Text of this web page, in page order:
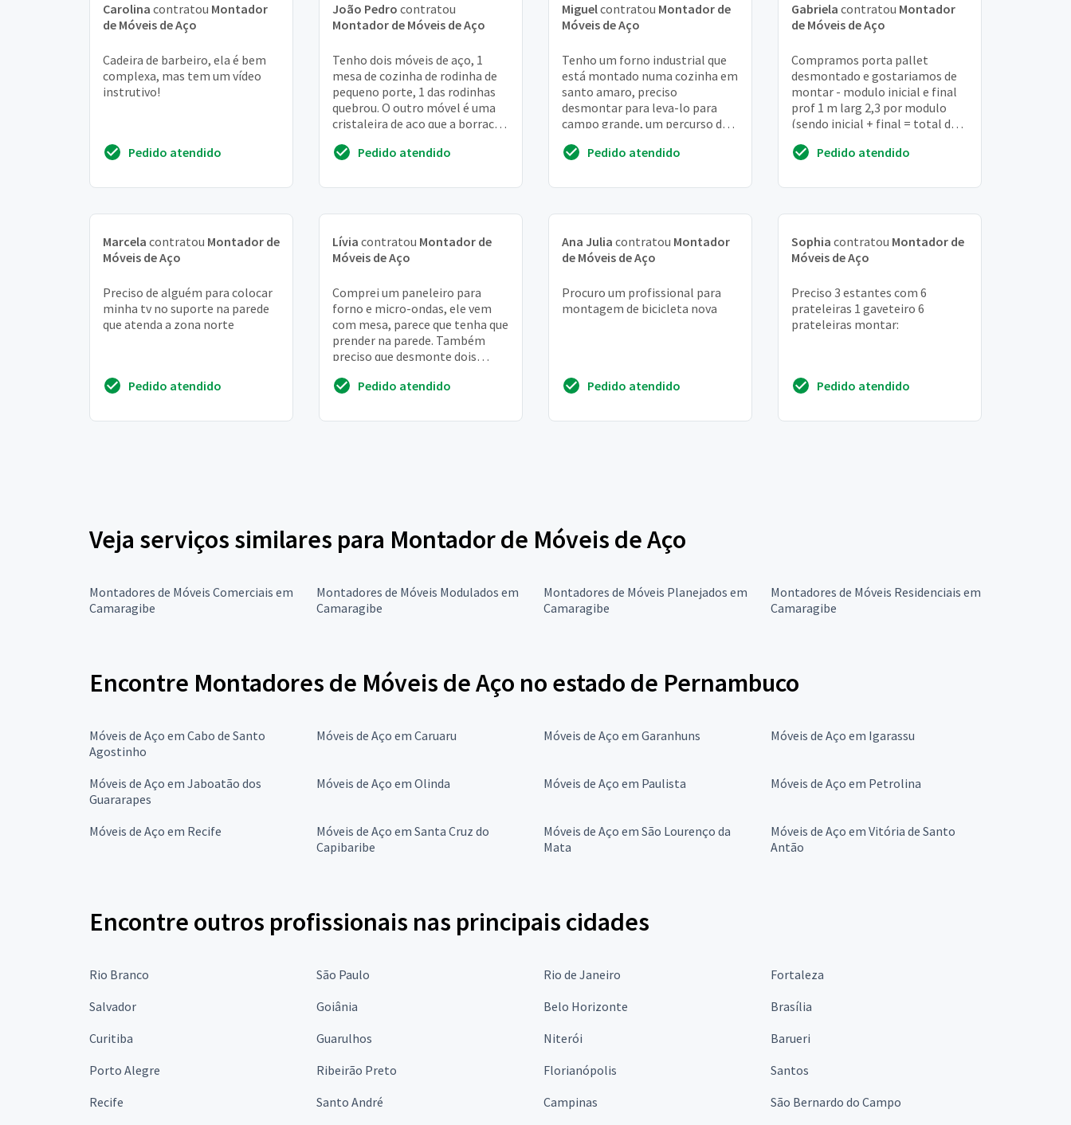
Carolina contratou Montador
de Móveis de Aço
Cadeira de barbeiro, ela é bem
complexa, mas tem um vídeo
instrutivo!
Pedido atendido
João Pedro contratou
Montador de Móveis de Aço
Tenho dois móveis de aço, 1
mesa de cozinha de rodinha de
pequeno porte, 1 das rodinhas
quebrou. O outro móvel é uma
cristaleira de aço que a borracha
Pedido atendido
Miguelcontratou Montador de
Móveis de Aço
Tenho um forno industrial que
está montado numa cozinha em
santo amaro, preciso
desmontar para leva-lo para
campo grande, um percurso de
nosso caminhão, por...
Pedido atendido
Gabriela contratou Montador
de Móveis de Aço
Compramos porta pallet
desmontado e gostariamos de
montar - modulo inicial e final
prof 1 m larg 2,3 por modulo
(sendo inicial + final = total de
pateleiras e ...
Pedido atendido
Marcela contratou Montador de
Móveis de Aço
Preciso de alguém para colocar
minha tv no suporte na parede
que atenda a zona norte
Pedido atendido
Lívia contratou Montador de
Móveis de Aço
Comprei um paneleiro para
forno e micro-ondas, ele vem
com mesa, parece que tenha que
prender na parede. Também
preciso que desmonte dois
Pedido atendido
Ana Julia contratou Montador
de Móveis de Aço
Procuro um profissional para
montagem de bicicleta nova
Pedido atendido
Sophia contratou Montador de
Móveis de Aço
Preciso 3 estantes com 6
prateleiras 1 gaveteiro 6
prateleiras montar:
Pedido atendido
Veja serviços similares para Montador de Móveis de Aço
Montadores de Móveis Comerciais em
Camaragibe
Montadores de Móveis Modulados em
Camaragibe
Montadores de Móveis Planejados em
Camaragibe
Montadores de Móveis Residenciais em
Camaragibe
Encontre Montadores de Móveis de Aço no estado de Pernambuco
Móveis de Aço em Cabo de Santo
Agostinho
Móveis de Aço em Caruaru Móveis de Aço em Garanhuns Móveis de Aço em Igarassu
Móveis de Aço em Jaboatão dos
Guararapes
Móveis de Aço em Olinda Móveis de Aço em Paulista Móveis de Aço em Petrolina
Móveis de Aço em Recife
Móveis de Aço em Santa Cruz do
Capibaribe
Móveis de Aço em São Lourenço da
Mata
Móveis de Aço em Vitória de Santo
Antão
Encontre outros profissionais nas principais cidades
Rio Branco São Paulo Rio de Janeiro
Fortaleza
Salvador
Goiânia Belo Horizonte
Brasília
Curitiba
Guarulhos Niterói
Barueri
Porto Alegre
Ribeirão Preto Florianópolis
Santos
Recife
Santo André Campinas São Bernardo do Campo